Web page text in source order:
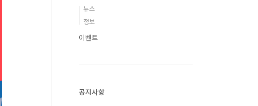
뉴스
정보
이벤트
공지사항